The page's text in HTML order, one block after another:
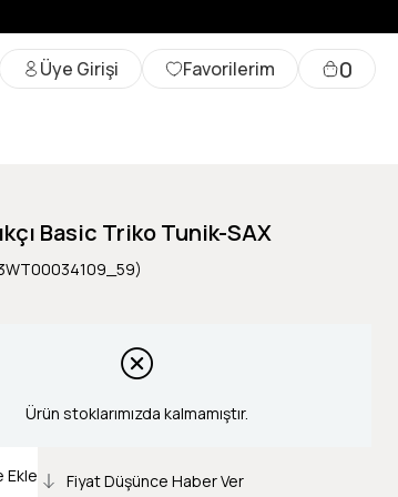
Üye Girişi Favorilerim 0
Basic Triko Tunik-SAX
Ürün stoklarımızda kalmamıştır.
Ekle Fiyat Düşünce Haber Ver